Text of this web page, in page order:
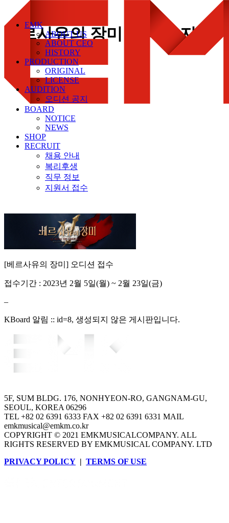
EMK
ABOUT US
ABOUT CEO
HISTORY
PRODUCTION
ORIGINAL
LICENSE
AUDITION
오디션 공지
BOARD
NOTICE
NEWS
SHOP
RECRUIT
채용 안내
복리후생
직무 정보
지원서 접수
베르사유의 장미 오디션 지원
[베르사유의 장미] 오디션 접수
접수기간 : 2023년 2월 5일(월) ~ 2월 23일(금)
–
KBoard 알림 :: id=8, 생성되지 않은 게시판입니다.
5F, SUM BLDG. 176, NONHYEON-RO, GANGNAM-GU,
SEOUL, KOREA 06296
TEL +82 02 6391 6333 FAX +82 02 6391 6331 MAIL
emkmusical@emkm.co.kr
COPYRIGHT © 2021 EMKMUSICALCOMPANY. ALL
RIGHTS RESERVED BY EMKMUSICAL COMPANY. LTD
PRIVACY POLICY | TERMS OF USE